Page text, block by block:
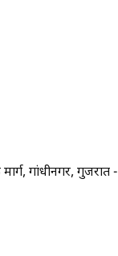
गांधीनगर, गुजरात -